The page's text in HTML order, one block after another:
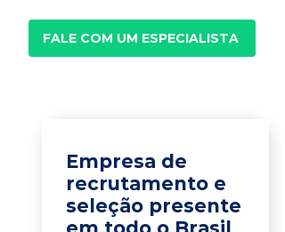
FALE COM UM ESPECIALISTA
Empresa de
recrutamento e
seleção presente